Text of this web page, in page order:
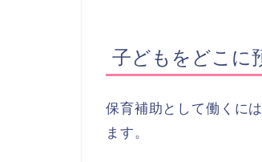
子どもをどこに
保育補助として働くに
ます。